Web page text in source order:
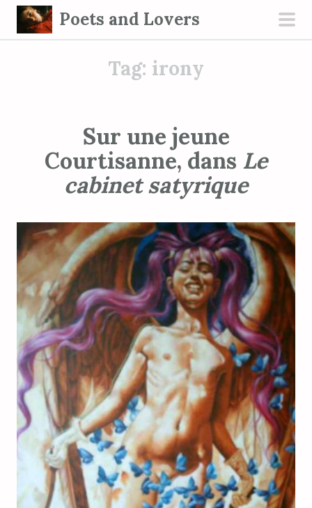
Poets and Lovers
Tag: irony
Sur une jeune
Courtisanne, dans Le
cabinet satyrique